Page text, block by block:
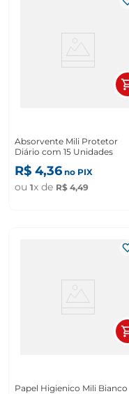
Absorvente Mili Protetor
Diário com 15 Unidades
R$ 4,36 no PIX
ou 1x de R$ 4,49
Papel Higienico Mili Bianco